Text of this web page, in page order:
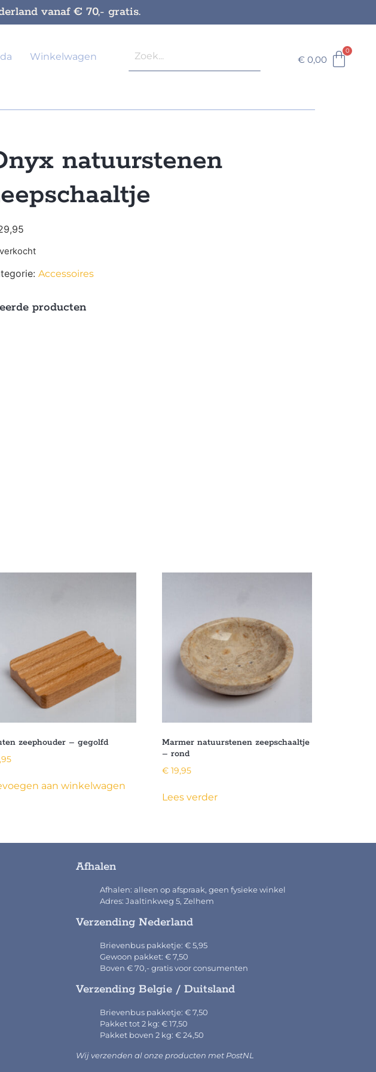
vanaf € 70,- gratis.
Winkelwagen € 0,00
natuurstenen
Accessoires
producten
zeephouder – gegolfd
aan winkelwagen
Marmer natuurstenen zeepschaaltje
– rond
€ 19,95
Lees verder
Afhalen
Afhalen: alleen op afspraak, geen fysieke winkel
Adres: Jaaltinkweg 5, Zelhem
Verzending Nederland
Brievenbus pakketje: € 5,95
Gewoon pakket: € 7,50
Boven € 70,- gratis voor consumenten
Verzending Belgie / Duitsland
Brievenbus pakketje: € 7,50
Pakket tot 2 kg: € 17,50
Pakket boven 2 kg: € 24,50
Wij verzenden al onze producten met PostNL